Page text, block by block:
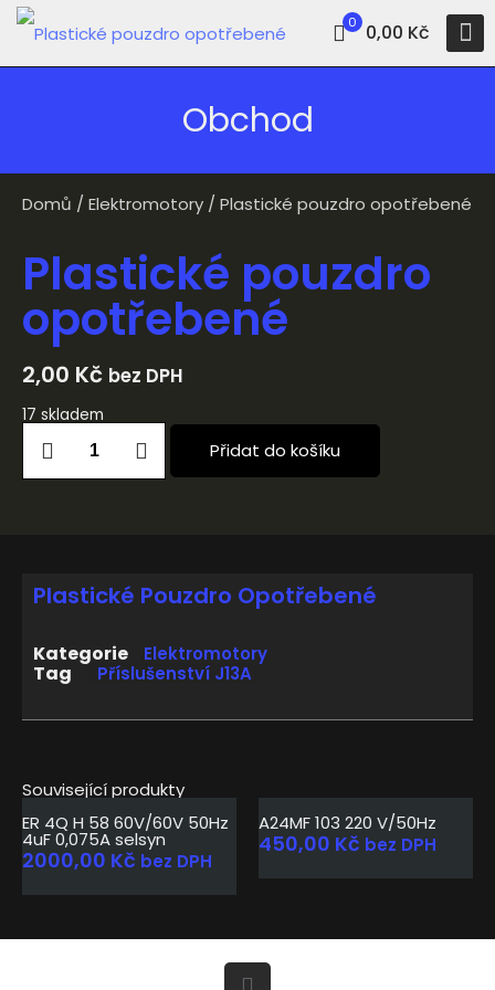
0 0,00 Kč
Obchod
Domů / Elektromotory / Plastické pouzdro opotřebené
Plastické pouzdro
opotřebené
2,00 Kč bez DPH
17 skladem
Přidat do košíku
Související produkty
ER 4Q H 58 60V/60V 50Hz
4uF 0,075A selsyn
2000,00 Kč bez DPH
A24MF 103 220 V/50Hz
450,00 Kč bez DPH
Plastické Pouzdro Opotřebené
Kategorie Elektromotory
Tag Příslušenství J13A